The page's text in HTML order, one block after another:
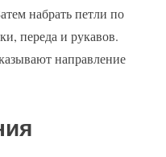
набрать петли по
переда и рукавов.
направление